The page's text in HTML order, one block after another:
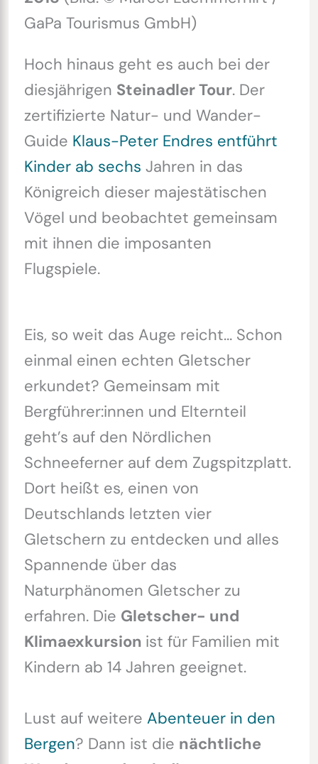
GaPa Tourismus GmbH)
Hoch hinaus geht es auch bei der
diesjährigen Steinadler Tour. Der
zertifizierte Natur- und Wander-
Guide Klaus-Peter Endres entführt
Kinder ab sechs Jahren in das
Königreich dieser majestätischen
Vögel und beobachtet gemeinsam
mit ihnen die imposanten
Flugspiele.
Eis, so weit das Auge reicht… Schon
einmal einen echten Gletscher
erkundet? Gemeinsam mit
Bergführer:innen und Elternteil
geht’s auf den Nördlichen
Schneeferner auf dem Zugspitzplatt.
Dort heißt es, einen von
Deutschlands letzten vier
Gletschern zu entdecken und alles
Spannende über das
Naturphänomen Gletscher zu
erfahren. Die Gletscher- und
Klimaexkursion ist für Familien mit
Kindern ab 14 Jahren geeignet.
Lust auf weitere Abenteuer in den
Bergen? Dann ist die nächtliche